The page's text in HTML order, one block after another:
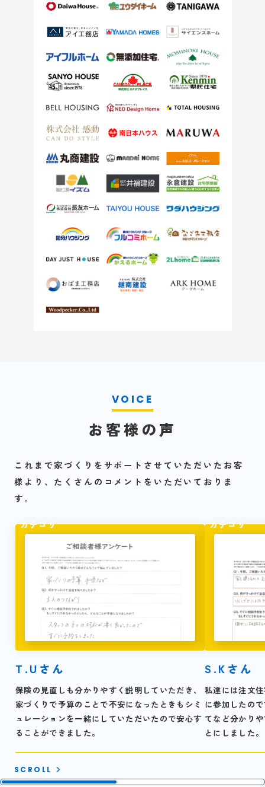
お客様の声
これまで家づくりをサポートさせていただいたお客
様より、たくさんのコメントをいただいておりま
す。
カテゴリ
T.Uさん
保険の見直しも分かりやすく説明していただき、
家づくりで予算のことで不安になったときもシミ
ュレーションを一緒にしていただいたので安心す
ることができました。
カテゴリ
S.Kさん
私達には注文
に参加したの
てなど分かり
とにしました。
SCROLL